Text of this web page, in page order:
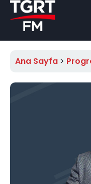
Ana Sayfa >